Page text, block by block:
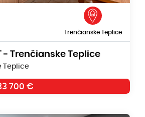
Trenčianske Teplice
- Trenčianske Teplice
Teplice
700 €